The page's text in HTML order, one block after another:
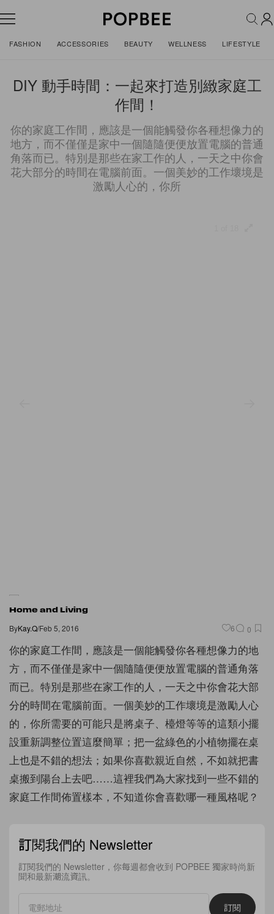
FASHION ACCESSORIES BEAUTY WELLNESS LIFESTYLE
DIY 動手時間：一起來打造別緻家庭工
作間！
你的家庭工作間，應該是一個能觸發你各種想像力的
地方，而不僅僅是家中一個隨隨便便放置電腦的普通
角落而已。特別是那些在家工作的人，一天之中你會
花大部分的時間在電腦前面。一個美妙的工作壞境是
激勵人心的，你所
Home and Living
ByKay.Q/Feb 5, 2016 6 0
你的家庭工作間，應該是一個能觸發你各種想像力的地
方，而不僅僅是家中一個隨隨便便放置電腦的普通角落
而已。特別是那些在家工作的人，一天之中你會花大部
分的時間在電腦前面。一個美妙的工作壞境是激勵人心
的，你所需要的可能只是將桌子、檯燈等等的這類小擺
設重新調整位置這麼簡單；把一盆綠色的小植物擺在桌
上也是不錯的想法；如果你喜歡親近自然，不如就把書
桌搬到陽台上去吧……這裡我們為大家找到一些不錯的
家庭工作間佈置樣本，不知道你會喜歡哪一種風格呢？
訂閱我們的 Newsletter
訂閱我們的 Newsletter，你每週都會收到 POPBEE 獨家時尚新
聞和最新潮流資訊。
訂閱